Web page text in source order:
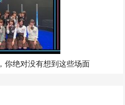
你绝对没有想到这些场面